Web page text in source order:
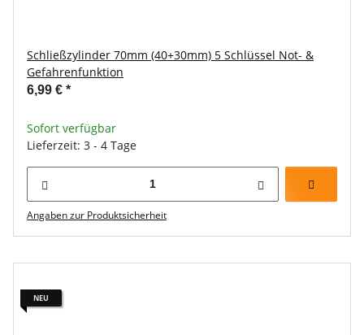
Schließzylinder 70mm (40+30mm) 5 Schlüssel Not- &
Gefahrenfunktion
6,99 € *
Sofort verfügbar
Lieferzeit: 3 - 4 Tage
Angaben zur Produktsicherheit
NEU